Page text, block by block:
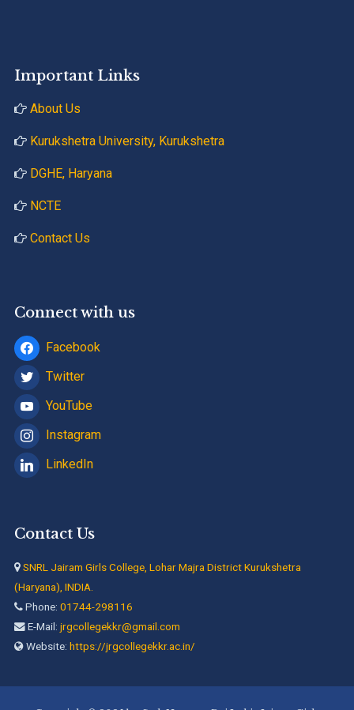
Important Links
About Us
Kurukshetra University, Kurukshetra
DGHE, Haryana
NCTE
Contact Us
Connect with us
Facebook
Twitter
YouTube
Instagram
LinkedIn
Contact Us
SNRL Jairam Girls College, Lohar Majra District Kurukshetra
(Haryana), INDIA.
Phone: 01744-298116
E-Mail: jrgcollegekkr@gmail.com
Website: https://jrgcollegekkr.ac.in/